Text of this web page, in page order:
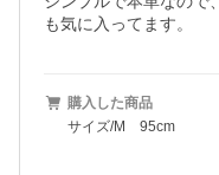
も気に入ってます。
購入した商品
サイズ/M 95cm